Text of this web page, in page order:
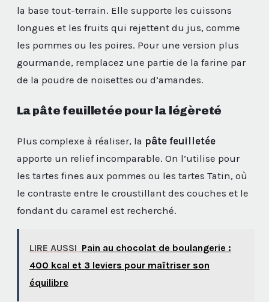
la base tout-terrain. Elle supporte les cuissons
longues et les fruits qui rejettent du jus, comme
les pommes ou les poires. Pour une version plus
gourmande, remplacez une partie de la farine par
de la poudre de noisettes ou d’amandes.
La pâte feuilletée pour la légèreté
Plus complexe à réaliser, la pâte feuilletée
apporte un relief incomparable. On l’utilise pour
les tartes fines aux pommes ou les tartes Tatin, où
le contraste entre le croustillant des couches et le
fondant du caramel est recherché.
LIRE AUSSI Pain au chocolat de boulangerie :
400 kcal et 3 leviers pour maîtriser son
équilibre